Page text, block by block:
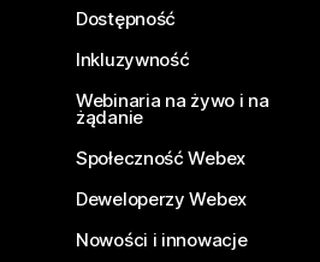
Dostępność
Inkluzywność
Webinaria na żywo i na
żądanie
Społeczność Webex
Deweloperzy Webex
Nowości i innowacje